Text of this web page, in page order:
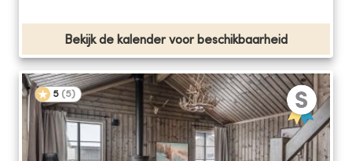
Bekijk de kalender voor beschikbaarheid
5 (5)